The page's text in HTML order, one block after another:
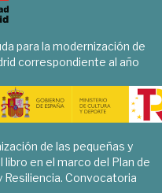
para la modernización de
correspondiente al año
de las pequeñas y
en el marco del Plan de
Resiliencia. Convocatoria